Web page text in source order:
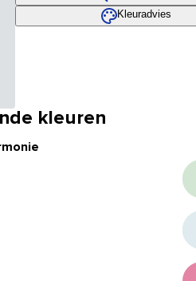
Kleuradvies
kleuren